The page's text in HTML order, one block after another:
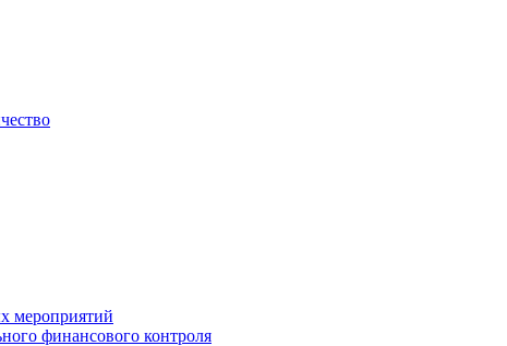
мероприятий
финансового контроля